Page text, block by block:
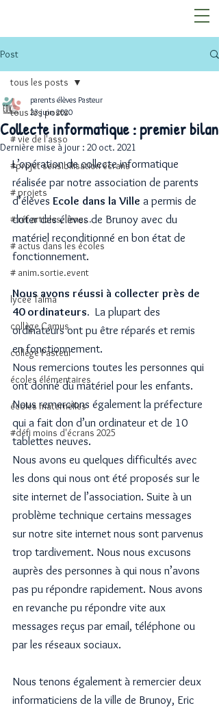
Post
tous les posts
# vie de l'asso
#projet sensibilisation écrans
# projets
# réf articles, liens...
# actus dans les écoles
# anim.sortie.event
lycée Talma
collège Camus
collège Pasteur
écoles élémentaires
écoles maternelles
#défi moins d'écrans 2025
tous les posts
Collecte informatique : premier bilan
parents élèves Pasteur
23 juin 2020
Dernière mise à jour : 20 oct. 2021
L’opération de collecte informatique
réalisée par notre association de parents
d’élèves Ecole dans la Ville a permis de
doter des élèves de Brunoy avec du
matériel reconditionné en bon état de
fonctionnement.
Nous avons réussi à collecter près de
40 ordinateurs. La plupart des
ordinateurs ont pu être réparés et remis
en fonctionnement.
Nous remercions toutes les personnes qui
ont donné du matériel pour les enfants.
Nous remercions également la préfecture
qui a fait don d’un ordinateur et de 10
tablettes neuves.
Nous avons eu quelques difficultés avec
les dons qui nous ont été proposés sur le
site internet de l’association. Suite à un
problème technique certains messages
sur notre site internet nous sont parvenus
trop tardivement. Nous nous excusons
auprès des personnes à qui nous n’avons
pas pu répondre rapidement. Nous avons
en revanche pu répondre vite aux
messages reçus par email, téléphone ou
par les réseaux sociaux.
Nous tenons également à remercier deux
informaticiens de la ville de Brunoy, Eric